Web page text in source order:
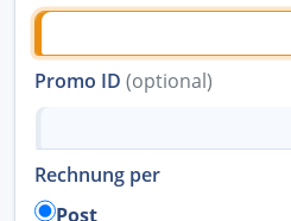
Promo ID (optional)
Rechnung per
Post